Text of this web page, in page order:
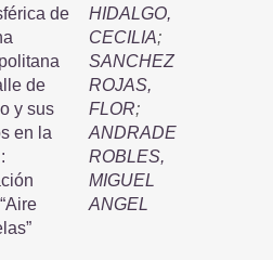
de
de
y sus
en la
HIDALGO,
CECILIA;
SANCHEZ
ROJAS,
FLOR;
ANDRADE
ROBLES,
MIGUEL
ANGEL